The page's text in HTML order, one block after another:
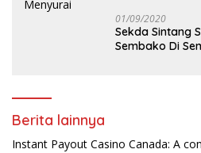
01/09/2020
Sekda Sintang
Sembako Di
Berita lainnya
Instant Payout Casino Canada: A